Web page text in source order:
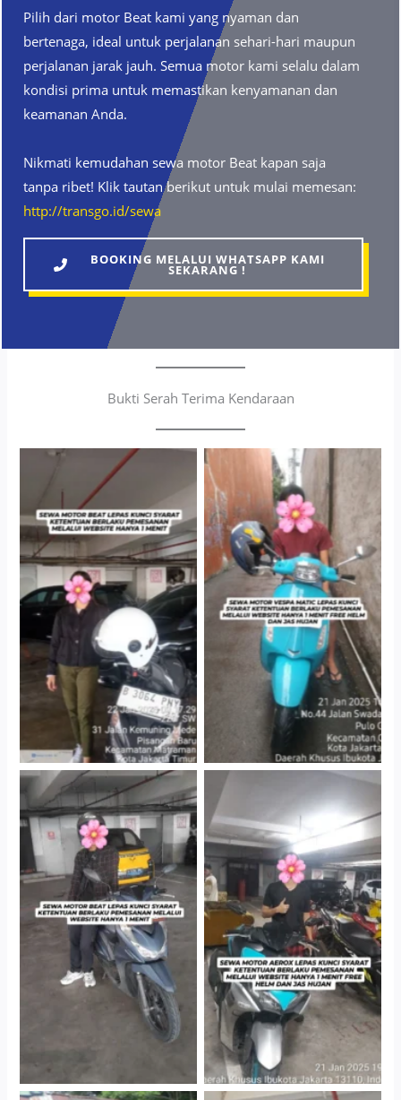
Pilih dari motor Beat kami yang nyaman dan
bertenaga, ideal untuk perjalanan sehari-hari maupun
perjalanan jarak jauh. Semua motor kami selalu dalam
kondisi prima untuk memastikan kenyamanan dan
keamanan Anda.
Nikmati kemudahan sewa motor Beat kapan saja
tanpa ribet! Klik tautan berikut untuk mulai memesan:
http://transgo.id/sewa
BOOKING MELALUI WHATSAPP KAMI
SEKARANG !
Bukti Serah Terima Kendaraan
Cityplaza Jatinegara
Gedung Parkir P6A
Antar Jemput Kendaraan
Cityplaza Jatinegara
Gedung Parkir P6A
Cityplaza Jatinegara
Gedung Parkir P6A